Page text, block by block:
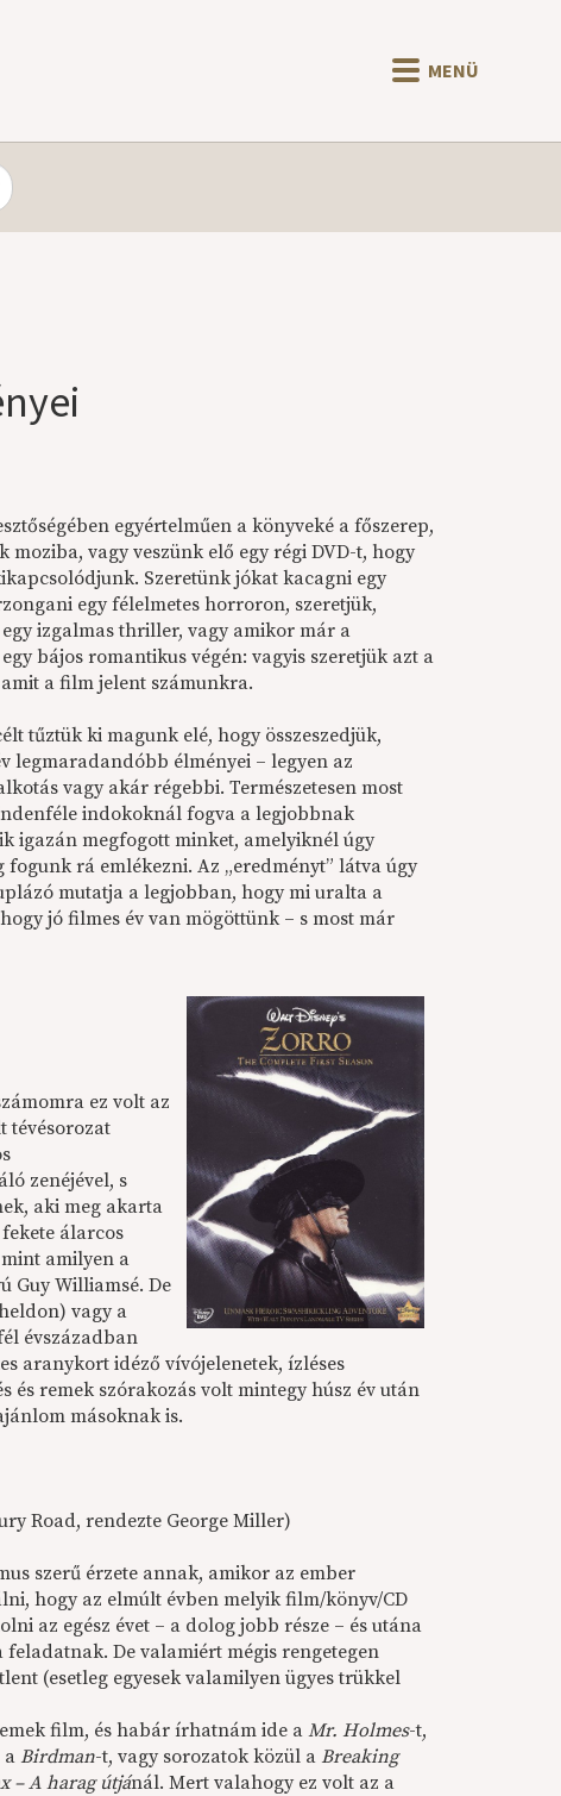
MENÜ
egyértelműen a könyveké a főszerep,
moziba, vagy veszünk elő egy régi DVD-t, hogy
Szeretünk jókat kacagni egy
egy félelmetes horroron, szeretjük,
izgalmas thriller, vagy amikor már a
bájos romantikus végén: vagyis szeretjük azt a
a film jelent számunkra.
tűztük ki magunk elé, hogy összeszedjük,
legmaradandóbb élményei – legyen az
vagy akár régebbi. Természetesen most
indokoknál fogva a legjobbnak
igazán megfogott minket, amelyiknél úgy
fogunk rá emlékezni. Az „eredményt” látva úgy
mutatja a legjobban, hogy mi uralta a
jó filmes év van mögöttünk – s most már
ez volt az
tévésorozat
zenéjével, s
aki meg akarta
álarcos
amilyen a
Guy Williamsé. De
vagy a
évszázadban
aranykort idéző vívójelenetek, ízléses
és remek szórakozás volt mintegy húsz év után
másoknak is.
Road, rendezte George Miller)
szerű érzete annak, amikor az ember
hogy az elmúlt évben melyik film/könyv/CD
az egész évet – a dolog jobb része – és utána
feladatnak. De valamiért mégis rengetegen
(esetleg egyesek valamilyen ügyes trükkel
film, és habár írhatnám ide aMr. Holmes-t,
aBirdman-t, vagy sorozatok közül aBreaking
– A harag útjánál. Mert valahogy ez volt az a